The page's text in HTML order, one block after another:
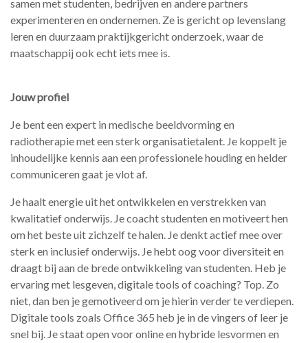
samen met studenten, bedrijven en andere partners
experimenteren en ondernemen. Ze is gericht op levenslang
leren en duurzaam praktijkgericht onderzoek, waar de
maatschappij ook echt iets mee is.
Jouw profiel
Je bent een expert in medische beeldvorming en
radiotherapie met een sterk organisatietalent. Je koppelt je
inhoudelijke kennis aan een professionele houding en helder
communiceren gaat je vlot af.
Je haalt energie uit het ontwikkelen en verstrekken van
kwalitatief onderwijs. Je coacht studenten en motiveert hen
om het beste uit zichzelf te halen. Je denkt actief mee over
sterk en inclusief onderwijs. Je hebt oog voor diversiteit en
draagt bij aan de brede ontwikkeling van studenten. Heb je
ervaring met lesgeven, digitale tools of coaching? Top. Zo
niet, dan ben je gemotiveerd om je hierin verder te verdiepen.
Digitale tools zoals Office 365 heb je in de vingers of leer je
snel bij. Je staat open voor online en hybride lesvormen en